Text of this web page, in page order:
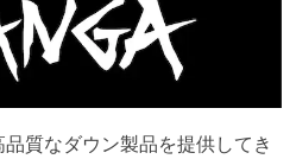
質なダウン製品を提供してき